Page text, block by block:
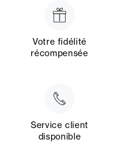
Votre fidélité
récompensée
Service client
disponible